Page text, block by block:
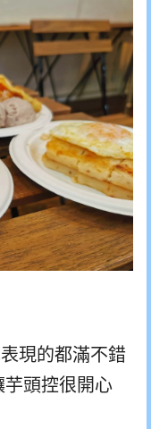
現的都滿不錯
芋頭控很開心